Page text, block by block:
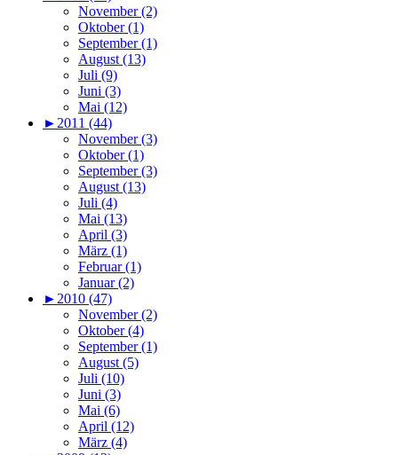
November (2)
Oktober (1)
September (1)
August (13)
Juli (9)
Juni (3)
Mai (12)
► 2011 (44)
November (3)
Oktober (1)
September (3)
August (13)
Juli (4)
Mai (13)
April (3)
März (1)
Februar (1)
Januar (2)
► 2010 (47)
November (2)
Oktober (4)
September (1)
August (5)
Juli (10)
Juni (3)
Mai (6)
April (12)
März (4)